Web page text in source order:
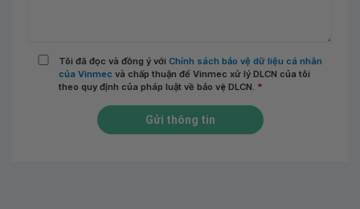
Tôi đã đọc và đồng ý với Chính sách bảo vệ dữ liệu cá nhân
của Vinmec và chấp thuận để Vinmec xử lý DLCN của tôi
theo quy định của pháp luật về bảo vệ DLCN. *
Gửi thông tin